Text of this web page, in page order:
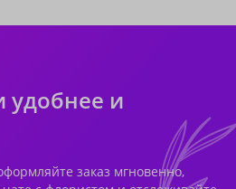
удобнее и
заказ мгновенно,